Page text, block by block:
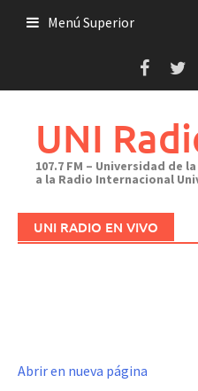
Menú Superior
UNI
107.7 FM – Universidad de
a la Radio Internacional
UNI RADIO EN VIVO
Abrir en nueva página